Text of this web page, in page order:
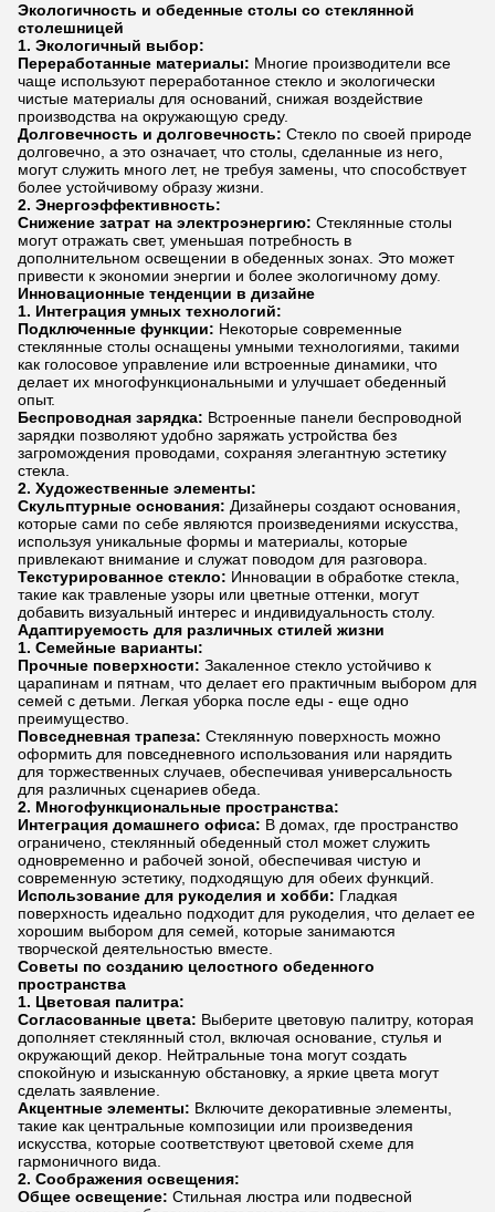
Экологичность и обеденные столы со стеклянной
столешницей
1. Экологичный выбор:
Переработанные материалы: Многие производители все
чаще используют переработанное стекло и экологически
чистые материалы для оснований, снижая воздействие
производства на окружающую среду.
Долговечность и долговечность: Стекло по своей природе
долговечно, а это означает, что столы, сделанные из него,
могут служить много лет, не требуя замены, что способствует
более устойчивому образу жизни.
2. Энергоэффективность:
Снижение затрат на электроэнергию: Стеклянные столы
могут отражать свет, уменьшая потребность в
дополнительном освещении в обеденных зонах. Это может
привести к экономии энергии и более экологичному дому.
Инновационные тенденции в дизайне
1. Интеграция умных технологий:
Подключенные функции: Некоторые современные
стеклянные столы оснащены умными технологиями, такими
как голосовое управление или встроенные динамики, что
делает их многофункциональными и улучшает обеденный
опыт.
Беспроводная зарядка: Встроенные панели беспроводной
зарядки позволяют удобно заряжать устройства без
загромождения проводами, сохраняя элегантную эстетику
стекла.
2. Художественные элементы:
Скульптурные основания: Дизайнеры создают основания,
которые сами по себе являются произведениями искусства,
используя уникальные формы и материалы, которые
привлекают внимание и служат поводом для разговора.
Текстурированное стекло: Инновации в обработке стекла,
такие как травленые узоры или цветные оттенки, могут
добавить визуальный интерес и индивидуальность столу.
Адаптируемость для различных стилей жизни
1. Семейные варианты:
Прочные поверхности: Закаленное стекло устойчиво к
царапинам и пятнам, что делает его практичным выбором для
семей с детьми. Легкая уборка после еды - еще одно
преимущество.
Повседневная трапеза: Стеклянную поверхность можно
оформить для повседневного использования или нарядить
для торжественных случаев, обеспечивая универсальность
для различных сценариев обеда.
2. Многофункциональные пространства:
Интеграция домашнего офиса: В домах, где пространство
ограничено, стеклянный обеденный стол может служить
одновременно и рабочей зоной, обеспечивая чистую и
современную эстетику, подходящую для обеих функций.
Использование для рукоделия и хобби: Гладкая
поверхность идеально подходит для рукоделия, что делает ее
хорошим выбором для семей, которые занимаются
творческой деятельностью вместе.
Советы по созданию целостного обеденного
пространства
1. Цветовая палитра:
Согласованные цвета: Выберите цветовую палитру, которая
дополняет стеклянный стол, включая основание, стулья и
окружающий декор. Нейтральные тона могут создать
спокойную и изысканную обстановку, а яркие цвета могут
сделать заявление.
Акцентные элементы: Включите декоративные элементы,
такие как центральные композиции или произведения
искусства, которые соответствуют цветовой схеме для
гармоничного вида.
2. Соображения освещения:
Общее освещение: Стильная люстра или подвесной